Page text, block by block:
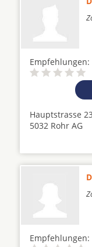
Empfehlungen:
Hauptstrasse
5032 Rohr AG
Empfehlungen: